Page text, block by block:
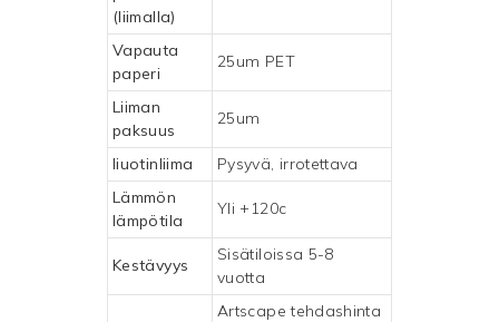
(liimalla)
Vapauta
paperi
25um PET
Liiman
paksuus
25um
liuotinliima
Pysyvä, irrotettava
Lämmön
lämpötila
Yli +120c
Kestävyys
Sisätiloissa 5-8
vuotta
Artscape tehdashinta